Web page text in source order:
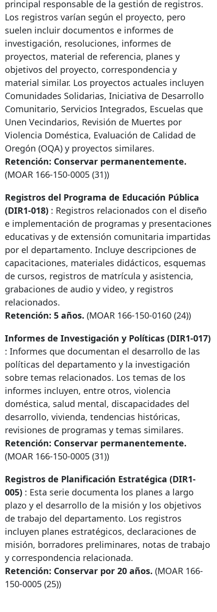
principal responsable de la gestión de registros.
Los registros varían según el proyecto, pero
suelen incluir documentos e informes de
investigación, resoluciones, informes de
proyectos, material de referencia, planes y
objetivos del proyecto, correspondencia y
material similar. Los proyectos actuales incluyen
Comunidades Solidarias, Iniciativa de Desarrollo
Comunitario, Servicios Integrados, Escuelas que
Unen Vecindarios, Revisión de Muertes por
Violencia Doméstica, Evaluación de Calidad de
Oregón (OQA) y proyectos similares.
Retención: Conservar permanentemente.
(MOAR 166-150-0005 (31))
Registros del Programa de Educación Pública
(DIR1-018) : Registros relacionados con el diseño
e implementación de programas y presentaciones
educativas y de extensión comunitaria impartidas
por el departamento. Incluye descripciones de
capacitaciones, materiales didácticos, esquemas
de cursos, registros de matrícula y asistencia,
grabaciones de audio y video, y registros
relacionados.
Retención: 5 años. (MOAR 166-150-0160 (24))
Informes de Investigación y Políticas (DIR1-017)
: Informes que documentan el desarrollo de las
políticas del departamento y la investigación
sobre temas relacionados. Los temas de los
informes incluyen, entre otros, violencia
doméstica, salud mental, discapacidades del
desarrollo, vivienda, tendencias históricas,
revisiones de programas y temas similares.
Retención: Conservar permanentemente.
(MOAR 166-150-0005 (31))
Registros de Planificación Estratégica (DIR1-
005) : Esta serie documenta los planes a largo
plazo y el desarrollo de la misión y los objetivos
de trabajo del departamento. Los registros
incluyen planes estratégicos, declaraciones de
misión, borradores preliminares, notas de trabajo
y correspondencia relacionada.
Retención: Conservar por 20 años. (MOAR 166-
150-0005 (25))